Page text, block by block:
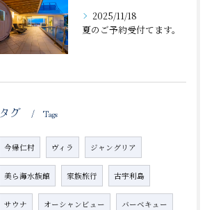
2025/11/18
夏のご予約受付てます。
タグ Tags
今帰仁村 ヴィラ ジャングリア
美ら海水族館 家族旅行 古宇利島
サウナ オーシャンビュー バーベキュー